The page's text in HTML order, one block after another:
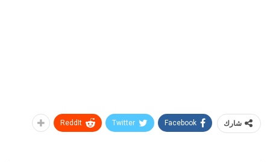
شارك Facebook
Twitter
ReddIt